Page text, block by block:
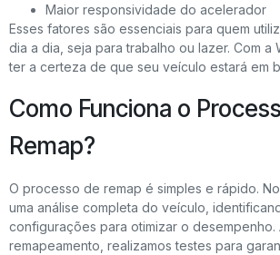
Maior responsividade do acelerador
Esses fatores são essenciais para quem
dia a dia, seja para trabalho ou lazer. Com a
ter a certeza de que seu veículo estará em
Como Funciona o
Remap?
O processo de remap é simples e rápido.
uma análise completa do veículo,
configurações para otimizar o desempenho.
remapeamento, realizamos testes para